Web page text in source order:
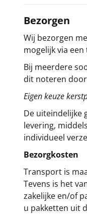
Bezorgen
Wij bezorgen
mogelijk via
Bij meerdere
dit noteren
Eigen keuze
De uiteindelijke
levering,
individueel
Bezorgkosten
Transport is
Tevens is het
zakelijke en/of
u pakketten uit